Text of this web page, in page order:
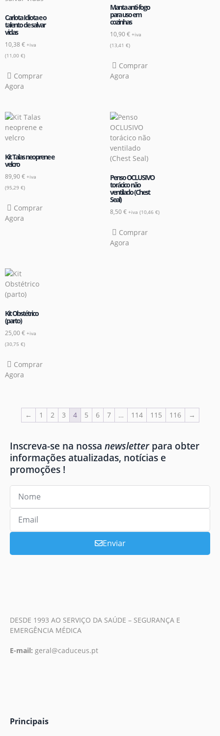
Carlota Idiota e o
talento de salvar
vidas
10,38 € +iva
(11,00 €)
Comprar
Agora
Manta anti-fogo
para uso em
cozinhas
10,90€ +iva
(13,41 €)
Comprar
Agora
Kit Talas neoprene e
velcro
89,90€ +iva
(95,29 €)
Comprar
Agora
Penso OCLUSIVO
torácico não
ventilado (Chest
Seal)
8,50€ +iva (10,46 €)
Comprar
Agora
Kit Obstétrico
(parto)
25,00€ +iva
(30,75 €)
Comprar
Agora
← 1 2 3 4 5 6 7 … 114 115 116 →
Inscreva-se na nossa newsletter para obter
informações atualizadas, notícias e
promoções !
Enviar
DESDE 1993 AO SERVIÇO DA SAÚDE – SEGURANÇA E
EMERGÊNCIA MÉDICA
E-mail: geral@caduceus.pt
Principais